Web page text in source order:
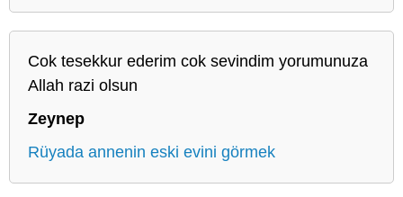
Cok tesekkur ederim cok sevindim yorumunuza
Allah razi olsun
Zeynep
Rüyada annenin eski evini görmek